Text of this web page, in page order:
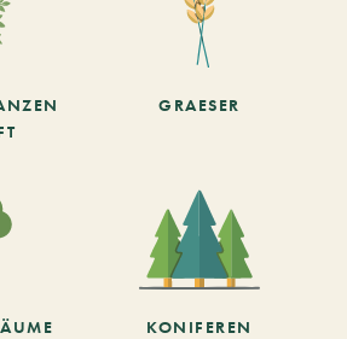
GRAESER
KONIFEREN